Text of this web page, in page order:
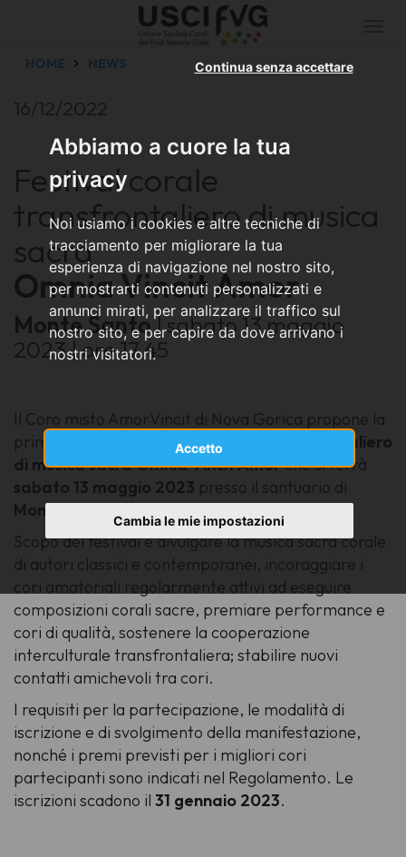
Abbiamo a cuore la tua
privacy
Noi usiamo i cookies e altre tecniche di
tracciamento per migliorare la tua
esperienza di navigazione nel nostro sito,
per mostrarti contenuti personalizzati e
annunci mirati, per analizzare il traffico sul
nostro sito, e per capire da dove arrivano i
nostri visitatori.
Accetto
Continua senza accettare
Cambia le mie impostazioni
HOME NEWS
16/12/2022
Festival corale
transfrontaliero di musica
sacra
Omnia Vincit Amor
Monte Santo| sabato 13 maggio
2023 | ore 17.45
Il Coro misto AmorVincit di Nova Gorica propone la
prima edizione del
Festival corale transfrontaliero
di musica sacra Omnia Vincit Amorche si terrà
sabato 13 maggio 2023 presso il santuario di
Monte Santo.
Scopo del festival è divulgare la musica sacra corale
di autori classici e contemporanei, incoraggiare i
cori amatoriali regolarmente attivi ad eseguire
composizioni corali sacre, premiare performance e
cori di qualità, sostenere la cooperazione
interculturale transfrontaliera; stabilire nuovi
contatti amichevoli tra cori.
I requisiti per la partecipazione, le modalità di
iscrizione e di svolgimento della manifestazione,
nonché i premi previsti per i migliori cori
partecipanti sono indicati nel Regolamento. Le
iscrizioni scadono il 31 gennaio 2023.